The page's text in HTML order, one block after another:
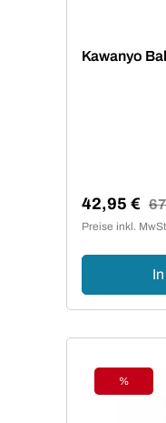
Kawanyo
42,95 €
Preise inkl.
Rabatt
%